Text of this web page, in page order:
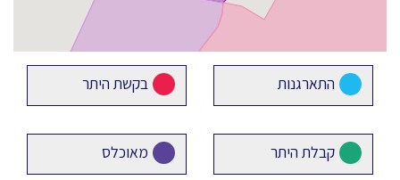
התארגנות בקשת היתר
קבלת היתר מאוכלס